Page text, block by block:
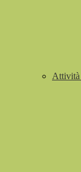
Attività